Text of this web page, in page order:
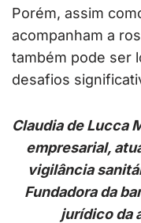
Porém, assim
acompanham a
também pode ser
desafios
Claudia de Lucca
empresarial,
vigilância
Fundadora da
jurídico da